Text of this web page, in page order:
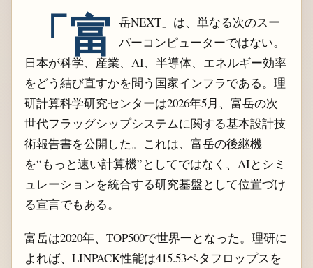
「富 岳NEXT」は、単なる次のスー
パーコンピューターではない。
日本が科学、産業、AI、半導体、エネルギー効率
をどう結び直すかを問う国家インフラである。理
研計算科学研究センターは2026年5月、富岳の次
世代フラッグシップシステムに関する基本設計技
術報告書を公開した。これは、富岳の後継機
を“もっと速い計算機”としてではなく、AIとシミ
ュレーションを統合する研究基盤として位置づけ
る宣言でもある。
富岳は2020年、TOP500で世界一となった。理研に
よれば、LINPACK性能は415.53ペタフロップスを